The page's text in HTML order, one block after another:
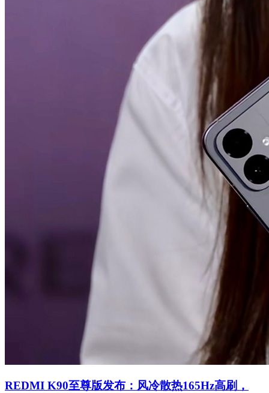
REDMI K90至尊版发布：风冷散热165Hz高刷，